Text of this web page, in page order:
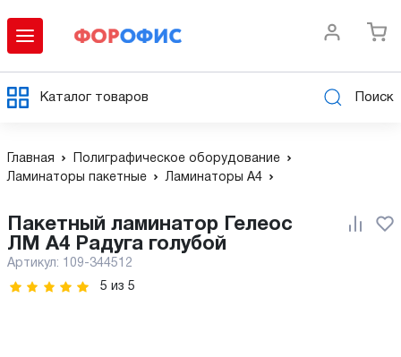
Каталог товаров Поиск
Главная
Полиграфическое оборудование
Ламинаторы пакетные
Ламинаторы А4
ЛМ A4 Радуга голубой
Артикул: 109-344512
5 из 5